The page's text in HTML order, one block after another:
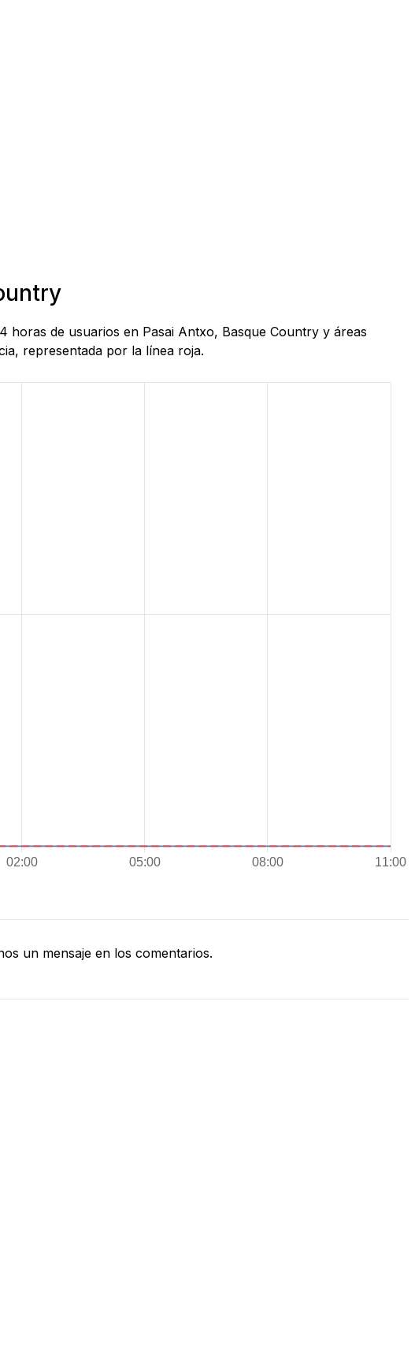
horas de usuarios en Pasai Antxo, Basque Country y áreas
representada por la línea roja.
un mensaje en los comentarios.